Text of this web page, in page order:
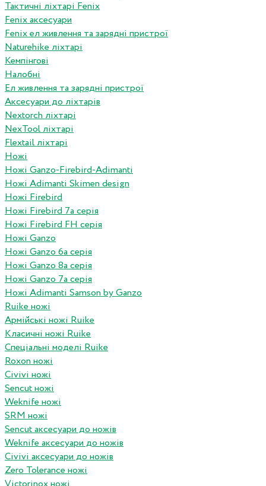
Тактичні ліхтарі Fenix
Fenix аксесуари
Fenix ел живлення та зарядні пристрої
Naturehike ліхтарі
Кемпінгові
Налобні
Ел живлення та зарядні пристрої
Аксесуари до ліхтарів
Nextorch ліхтарі
NexTool ліхтарі
Flextail ліхтарі
Ножі
Ножі Ganzo-Firebird-Adimanti
Ножі Adimanti Skimen design
Ножі Firebird
Ножі Firebird 7а серія
Ножі Firebird FH серія
Ножі Ganzo
Ножі Ganzo 6а серія
Ножі Ganzo 8а серія
Ножі Ganzo 7а серія
Ножі Adimanti Samson by Ganzo
Ruike ножі
Армійські ножі Ruike
Класичні ножі Ruike
Спеціальні моделі Ruike
Roxon ножi
Civivi ножі
Sencut ножі
Weknife ножі
SRM ножі
Sencut аксесуари до ножів
Weknife аксесуари до ножів
Civivi аксесуари до ножів
Zero Tolerance ножі